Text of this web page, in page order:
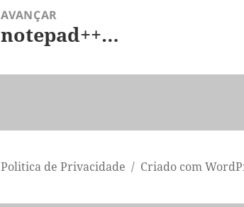
AVANÇAR
Artigo
notepad++…
Politica de Privacidade Criado com